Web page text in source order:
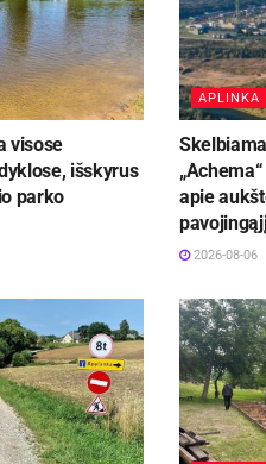
visose
išskyrus
parko
APLINKA
apie
2026-08-06